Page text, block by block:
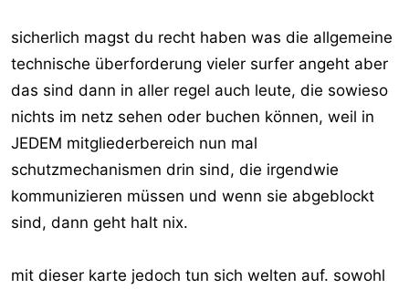
sicherlich magst du recht haben was die allgemeine
technische überforderung vieler surfer angeht aber
das sind dann in aller regel auch leute, die sowieso
nichts im netz sehen oder buchen können, weil in
JEDEM mitgliederbereich nun mal
schutzmechanismen drin sind, die irgendwie
kommunizieren müssen und wenn sie abgeblockt
sind, dann geht halt nix.
mit dieser karte jedoch tun sich welten auf. sowohl